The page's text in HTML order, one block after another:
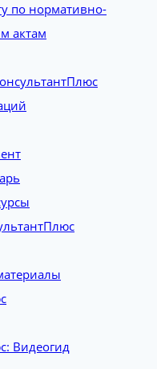
по нормативно-
актам
Видеогид